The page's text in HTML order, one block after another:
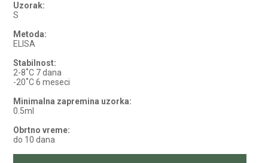
Uzorak:
S
Metoda:
ELISA
Stabilnost:
2-8˚C 7 dana
-20˚C 6 meseci
Minimalna zapremina uzorka:
0.5ml
Obrtno vreme:
do 10 dana